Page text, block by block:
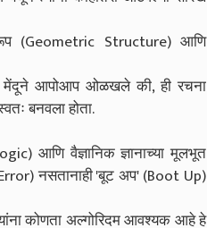
(Geometric Structure) आणि
मेंदूने आपोआप ओळखले की, ही रचना
बनवला होता.
आणि वैज्ञानिक ज्ञानाच्या मूलभूत
नसतानाही 'बूट अप' (Boot Up)
कोणता अल्गोरिदम आवश्यक आहे हे